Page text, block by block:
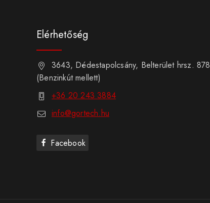
Elérhetőség
3643, Dédestapolcsány, Belterület hrsz. 878
(Benzinkút mellett)
+36 20 243 3884
info@gortech.hu
Facebook